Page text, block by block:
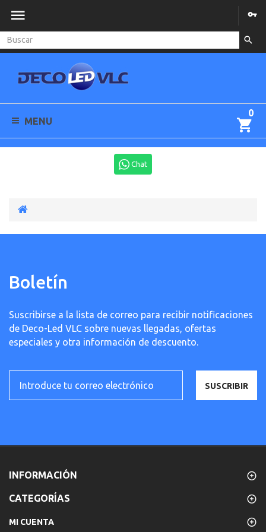
0
MENU
Chat
Boletín
Suscribirse a la lista de correo para recibir notificaciones
de Deco-Led VLC sobre nuevas llegadas, ofertas
especiales y otra información de descuento.
SUSCRIBIR
INFORMACIÓN
CATEGORÍAS
MI CUENTA